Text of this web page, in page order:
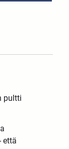
pultti
että